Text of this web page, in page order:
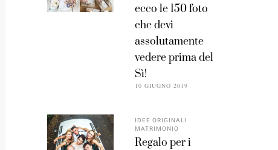
ecco le 150 foto
che devi
assolutamente
vedere prima del
Sì!
10 GIUGNO 2019
IDEE ORIGINALI
MATRIMONIO
Regalo per i